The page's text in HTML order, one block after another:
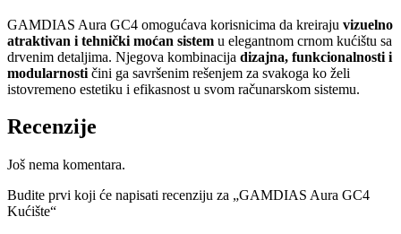
GAMDIAS Aura GC4 omogućava korisnicima da kreiraju vizuelno
atraktivan i tehnički moćan sistem u elegantnom crnom kućištu sa
drvenim detaljima. Njegova kombinacija dizajna, funkcionalnosti i
modularnosti čini ga savršenim rešenjem za svakoga ko želi
istovremeno estetiku i efikasnost u svom računarskom sistemu.
Recenzije
Još nema komentara.
Budite prvi koji će napisati recenziju za „GAMDIAS Aura GC4
Kućište“